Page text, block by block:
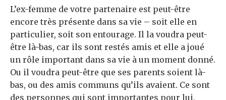
L’ex-femme de votre partenaire est peut-être
encore très présente dans sa vie – soit elle en
particulier, soit son entourage. Il la voudra peut-
être là-bas, car ils sont restés amis et elle a joué
un rôle important dans sa vie à un moment donné.
Ou il voudra peut-être que ses parents soient là-
bas, ou des amis communs qu’ils avaient. Ce sont
des personnes qui sont importantes pour lui,